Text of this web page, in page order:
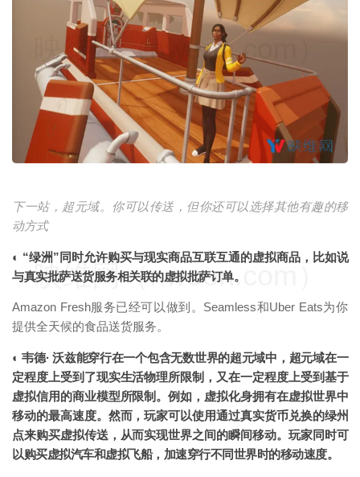
下一站，超元域。你可以传送，但你还可以选择其他有趣的移
动方式
◐ “绿洲”同时允许购买与现实商品互联互通的虚拟商品，比如说
与真实批萨送货服务相关联的虚拟批萨订单。
Amazon Fresh服务已经可以做到。Seamless和Uber Eats为你
提供全天候的食品送货服务。
◐ 韦德· 沃兹能穿行在一个包含无数世界的超元域中，超元域在一
定程度上受到了现实生活物理所限制，又在一定程度上受到基于
虚拟信用的商业模型所限制。例如，虚拟化身拥有在虚拟世界中
移动的最高速度。然而，玩家可以使用通过真实货币兑换的绿州
点来购买虚拟传送，从而实现世界之间的瞬间移动。玩家同时可
以购买虚拟汽车和虚拟飞船，加速穿行不同世界时的移动速度。
映维网（nweon.com）
映维网（nweon.com）